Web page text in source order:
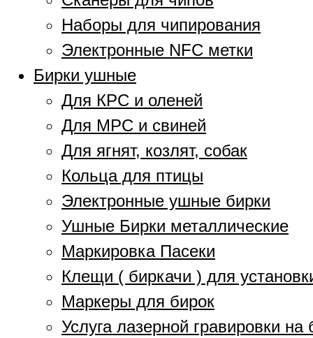
Наборы для чипирования
Электронные NFC метки
Бирки ушные
Для КРС и оленей
Для МРС и свиней
Для ягнят, козлят, собак
Кольца для птицы
Электронные ушные бирки
Ушные Бирки металлические
Маркировка Пасеки
Клещи ( биркачи ) для
Маркеры для бирок
Услуга лазерной гравировки на